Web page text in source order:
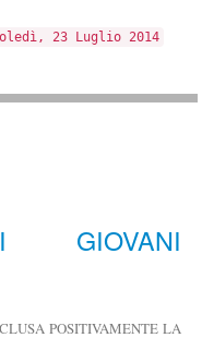
23 Luglio 2014
GIOVANI
POSITIVAMENTE LA